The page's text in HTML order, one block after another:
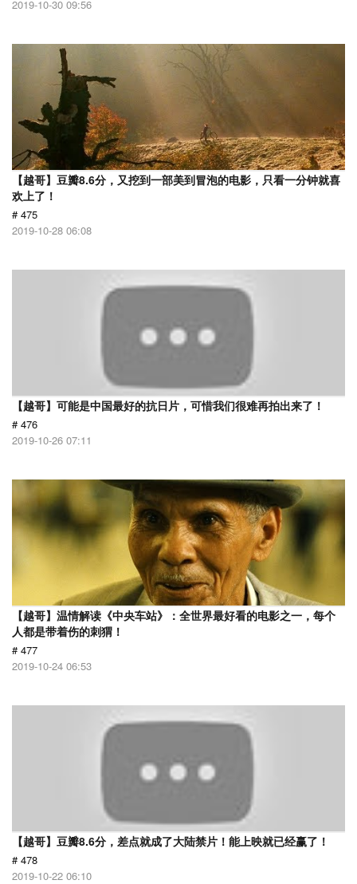
2019-10-30 09:56
【越哥】豆瓣8.6分，又挖到一部美到冒泡的电影，只看一分钟就喜
欢上了！
# 475
2019-10-28 06:08
【越哥】可能是中国最好的抗日片，可惜我们很难再拍出来了！
# 476
2019-10-26 07:11
【越哥】温情解读《中央车站》：全世界最好看的电影之一，每个
人都是带着伤的刺猬！
# 477
2019-10-24 06:53
【越哥】豆瓣8.6分，差点就成了大陆禁片！能上映就已经赢了！
# 478
2019-10-22 06:10